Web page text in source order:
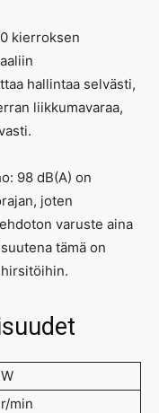
kierroksen
hallintaa selvästi,
liikkumavaraa,
98 dB(A) on
joten
varuste aina
tämä on
min